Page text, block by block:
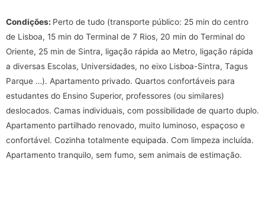
Condições: Perto de tudo (transporte público: 25 min do centro
de Lisboa, 15 min do Terminal de 7 Rios, 20 min do Terminal do
Oriente, 25 min de Sintra, ligação rápida ao Metro, ligação rápida
a diversas Escolas, Universidades, no eixo Lisboa-Sintra, Tagus
Parque …). Apartamento privado. Quartos confortáveis para
estudantes do Ensino Superior, professores (ou similares)
deslocados. Camas individuais, com possibilidade de quarto duplo.
Apartamento partilhado renovado, muito luminoso, espaçoso e
confortável. Cozinha totalmente equipada. Com limpeza incluída.
Apartamento tranquilo, sem fumo, sem animais de estimação.